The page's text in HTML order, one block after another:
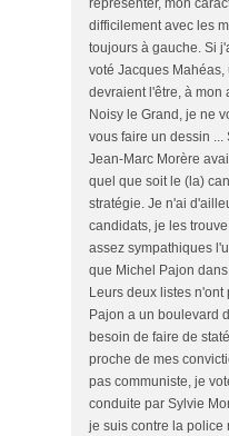
représenter, mon
difficilement avec les
toujours à gauche. Si
voté Jacques
devraient l'être, à mon
Noisy le Grand, je ne
vous faire un dessin ...
Jean-Marc Morère
quel que soit le (la)
stratégie. Je n'ai
candidats, je les
assez sympathiques
que Michel Pajon
Leurs deux listes n'ont
Pajon a un boulevard
besoin de faire de
proche de mes
pas communiste, je
conduite par Sylvie
je suis contre la